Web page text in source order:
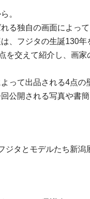
。
る独自の画面によっ
、フジタの生誕130
を交えて紹介し、画
って出品される4点
公開される写真や書
ジタとモデルたち新潟